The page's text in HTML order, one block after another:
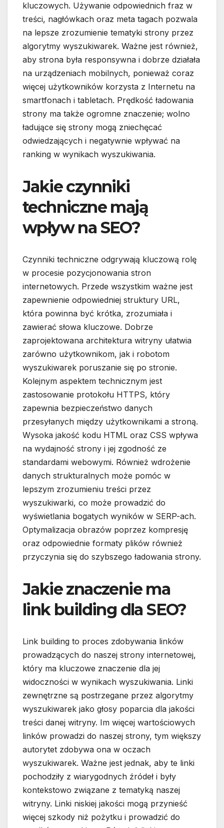
kluczowych. Używanie odpowiednich fraz w
treści, nagłówkach oraz meta tagach pozwala
na lepsze zrozumienie tematyki strony przez
algorytmy wyszukiwarek. Ważne jest również,
aby strona była responsywna i dobrze działała
na urządzeniach mobilnych, ponieważ coraz
więcej użytkowników korzysta z Internetu na
smartfonach i tabletach. Prędkość ładowania
strony ma także ogromne znaczenie; wolno
ładujące się strony mogą zniechęcać
odwiedzających i negatywnie wpływać na
ranking w wynikach wyszukiwania.
Jakie czynniki
techniczne mają
wpływ na SEO?
Czynniki techniczne odgrywają kluczową rolę
w procesie pozycjonowania stron
internetowych. Przede wszystkim ważne jest
zapewnienie odpowiedniej struktury URL,
która powinna być krótka, zrozumiała i
zawierać słowa kluczowe. Dobrze
zaprojektowana architektura witryny ułatwia
zarówno użytkownikom, jak i robotom
wyszukiwarek poruszanie się po stronie.
Kolejnym aspektem technicznym jest
zastosowanie protokołu HTTPS, który
zapewnia bezpieczeństwo danych
przesyłanych między użytkownikami a stroną.
Wysoka jakość kodu HTML oraz CSS wpływa
na wydajność strony i jej zgodność ze
standardami webowymi. Również wdrożenie
danych strukturalnych może pomóc w
lepszym zrozumieniu treści przez
wyszukiwarki, co może prowadzić do
wyświetlania bogatych wyników w SERP-ach.
Optymalizacja obrazów poprzez kompresję
oraz odpowiednie formaty plików również
przyczynia się do szybszego ładowania strony.
Jakie znaczenie ma
link building dla SEO?
Link building to proces zdobywania linków
prowadzących do naszej strony internetowej,
który ma kluczowe znaczenie dla jej
widoczności w wynikach wyszukiwania. Linki
zewnętrzne są postrzegane przez algorytmy
wyszukiwarek jako głosy poparcia dla jakości
treści danej witryny. Im więcej wartościowych
linków prowadzi do naszej strony, tym większy
autorytet zdobywa ona w oczach
wyszukiwarek. Ważne jest jednak, aby te linki
pochodziły z wiarygodnych źródeł i były
kontekstowo związane z tematyką naszej
witryny. Linki niskiej jakości mogą przynieść
więcej szkody niż pożytku i prowadzić do